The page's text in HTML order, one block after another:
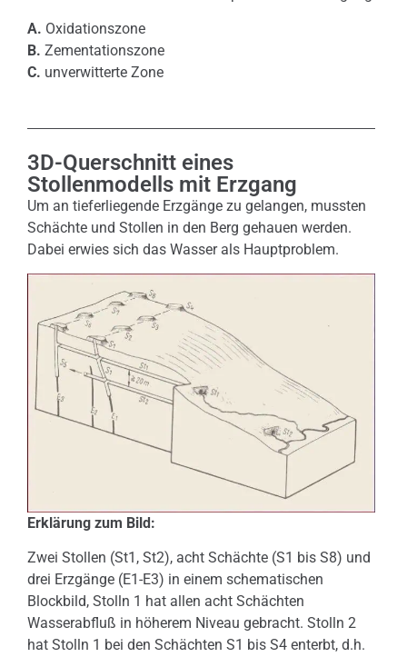
A. Oxidationszone
B. Zementationszone
C. unverwitterte Zone
3D-Querschnitt eines
Stollenmodells mit Erzgang
Um an tieferliegende Erzgänge zu gelangen, mussten
Schächte und Stollen in den Berg gehauen werden.
Dabei erwies sich das Wasser als Hauptproblem.
Erklärung zum Bild:
Zwei Stollen (St1, St2), acht Schächte (S1 bis S8) und
drei Erzgänge (E1-E3) in einem schematischen
Blockbild, Stolln 1 hat allen acht Schächten
Wasserabfluß in höherem Niveau gebracht. Stolln 2
hat Stolln 1 bei den Schächten S1 bis S4 enterbt, d.h.